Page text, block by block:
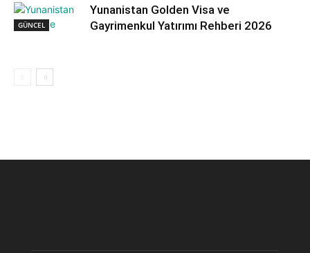
GÜNCEL
Yunanistan Golden Visa ve
Gayrimenkul Yatırımı Rehberi 2026